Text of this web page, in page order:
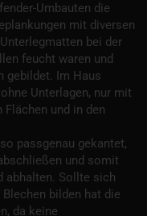
Umbauten die
mit diversen
bei der
feucht waren und
gebildet. Im Haus
Unterlagen, nur mit
und in den
passgenau gekantet,
und somit
abhalten. Sollte sich
bilden hat die
da keine